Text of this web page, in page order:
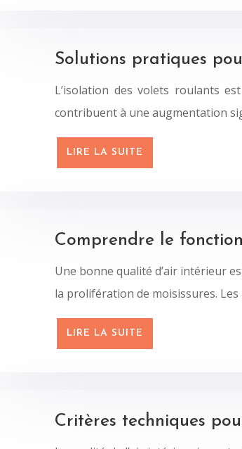
Solutions pratiques
L’isolation des volets roulants
contribuent à une augmentation
LIRE LA SUITE
Comprendre le
Une bonne qualité d’air intérieur
la prolifération de moisissures.
LIRE LA SUITE
Critères techniques